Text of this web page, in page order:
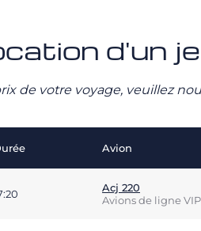
d'un
de votre voyage, veuillez
Avion
Acj 220
Avions de ligne VIP